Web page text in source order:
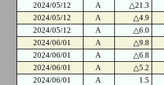
2024/05/12
A △21.3
2024/05/12
A △4.9
2024/05/12
A △6.0
2024/06/01
A △9.8
2024/06/01
A △6.8
2024/06/01
A △5.2
2024/06/01
A 1.5